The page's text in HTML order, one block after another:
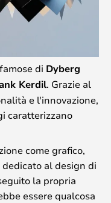
di Dyberg
Kerdil. Grazie al
e l'innovazione,
caratterizzano
come grafico,
al design di
la propria
essere qualcosa